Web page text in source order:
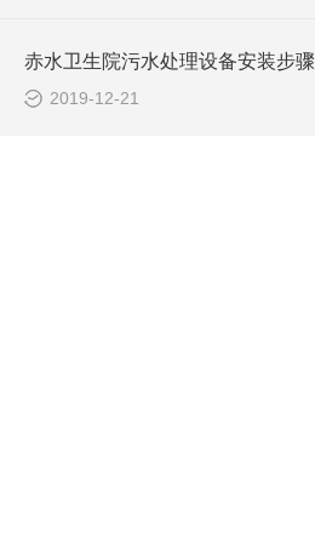
赤水卫生院污水处理设备安装步骤
2019-12-21